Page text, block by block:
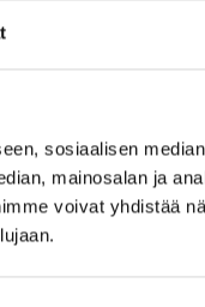
sosiaalisen
mainosalan ja
voivat yhdistää
Suljettu
10.00 – 17.00
10.00 – 17.00
10.00 – 17.00